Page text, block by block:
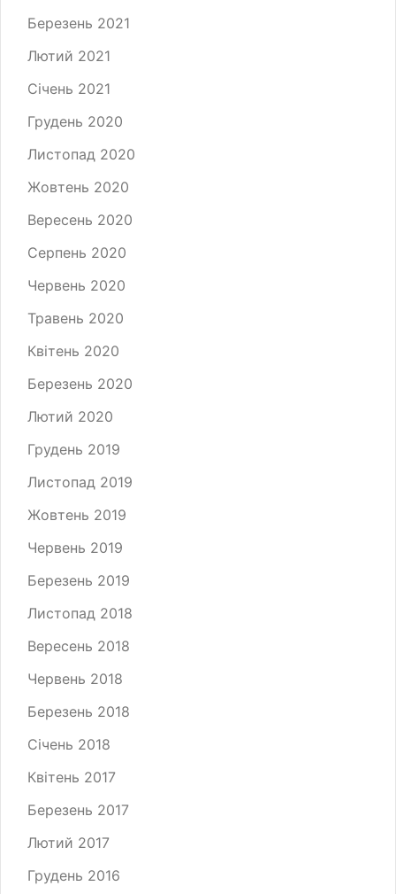
Березень 2021
Лютий 2021
Січень 2021
Грудень 2020
Листопад 2020
Жовтень 2020
Вересень 2020
Серпень 2020
Червень 2020
Травень 2020
Квітень 2020
Березень 2020
Лютий 2020
Грудень 2019
Листопад 2019
Жовтень 2019
Червень 2019
Березень 2019
Листопад 2018
Вересень 2018
Червень 2018
Березень 2018
Січень 2018
Квітень 2017
Березень 2017
Лютий 2017
Грудень 2016